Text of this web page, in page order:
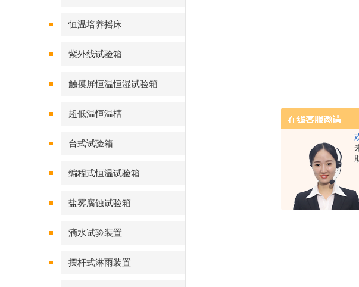
恒温培养摇床
紫外线试验箱
触摸屏恒温恒湿试验箱
超低温恒温槽
台式试验箱
编程式恒温试验箱
盐雾腐蚀试验箱
滴水试验装置
摆杆式淋雨装置